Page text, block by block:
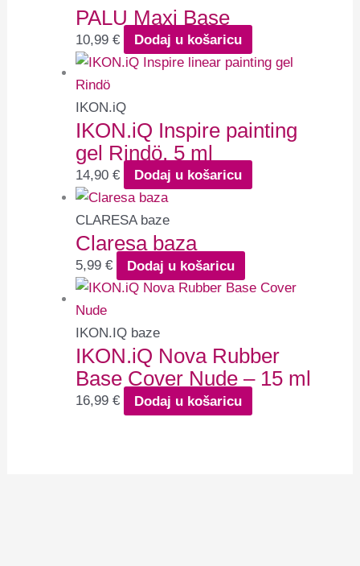
PALU Maxi Base
10,99€ Dodaj u košaricu
IKON.iQ
IKON.iQ Inspire painting
gel Rindö, 5 ml
14,90€ Dodaj u košaricu
CLARESA baze
Claresa baza
5,99€ Dodaj u košaricu
IKON.IQ baze
IKON.iQ Nova Rubber
Base Cover Nude – 15 ml
16,99€ Dodaj u košaricu